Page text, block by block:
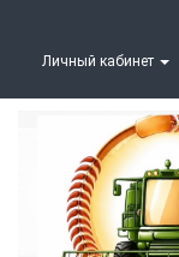
Личный кабинет